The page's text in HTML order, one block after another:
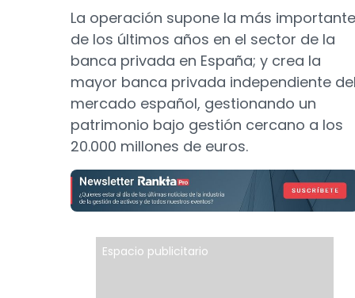
La operación supone la más importante
de los últimos años en el sector de la
banca privada en España; y crea la
mayor banca privada independiente
mercado español, gestionando un
patrimonio bajo gestión cercano a los
20.000 millones de euros.
Espacio publicitario